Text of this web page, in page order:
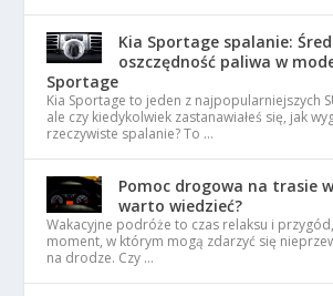
Kia Sportage spalanie:
oszczędność paliwa w
Sportage
Kia Sportage to jeden z najpopularniejszych
ale czy kiedykolwiek zastanawiałeś się, jak
rzeczywiste spalanie? To …
Pomoc drogowa na trasie
warto wiedzieć?
Wakacyjne podróże to czas relaksu i
moment, w którym mogą zdarzyć się
na drodze. Czy …